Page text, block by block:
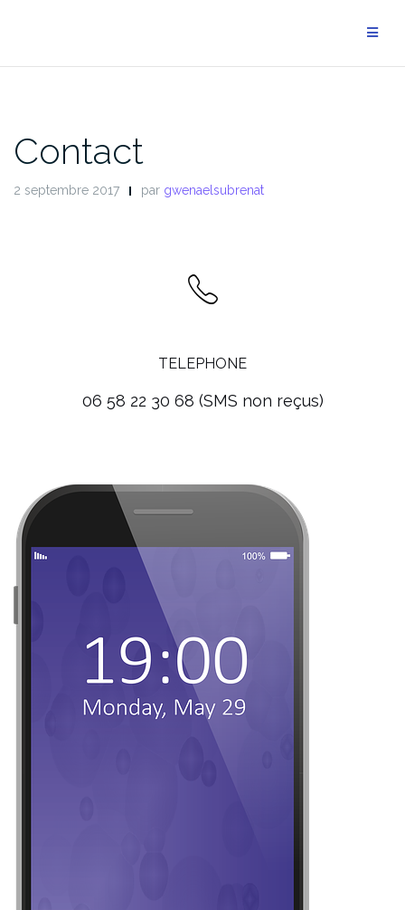
Contact
2 septembre 2017 par gwenaelsubrenat
TELEPHONE
06 58 22 30 68 (SMS non reçus)